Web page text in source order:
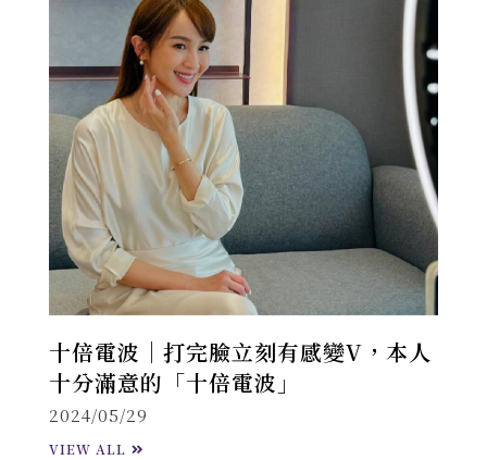
十倍電波｜打完臉立刻有感變V，本人
十分滿意的「十倍電波」
2024/05/29
VIEW ALL